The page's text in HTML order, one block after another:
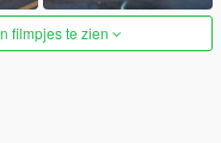
filmpjes te zien